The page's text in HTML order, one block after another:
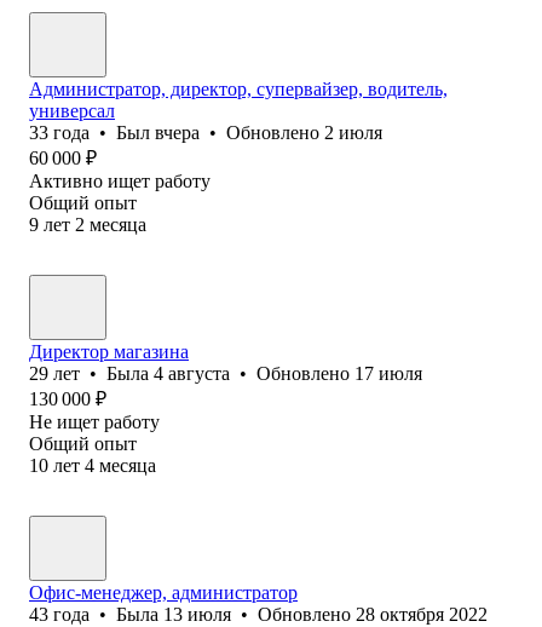
Администратор, директор, супервайзер, водитель,
универсал
33 года • Был вчера • Обновлено 2 июля
60 000 ₽
Активно ищет работу
Общий опыт
9 лет 2 месяца
Директор магазина
29 лет • Была 4 августа • Обновлено 17 июля
130 000 ₽
Не ищет работу
Общий опыт
10 лет 4 месяца
Офис-менеджер, администратор
43 года • Была 13 июля • Обновлено 28 октября 2022